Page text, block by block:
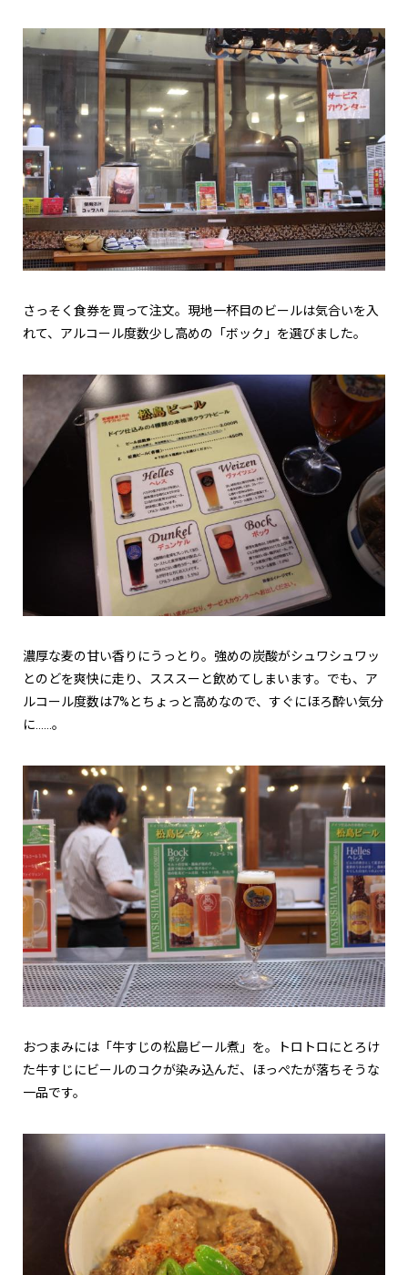
さっそく食券を買って注文。現地一杯目のビールは気合いを入
れて、アルコール度数少し高めの「ボック」を選びました。
濃厚な麦の甘い香りにうっとり。強めの炭酸がシュワシュワッ
とのどを爽快に走り、スススーと飲めてしまいます。でも、ア
ルコール度数は7%とちょっと高めなので、すぐにほろ酔い気分
に……。
おつまみには「牛すじの松島ビール煮」を。トロトロにとろけ
た牛すじにビールのコクが染み込んだ、ほっぺたが落ちそうな
一品です。